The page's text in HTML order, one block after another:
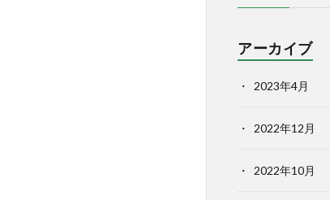
アーカイブ
2023年4月
2022年12月
2022年10月